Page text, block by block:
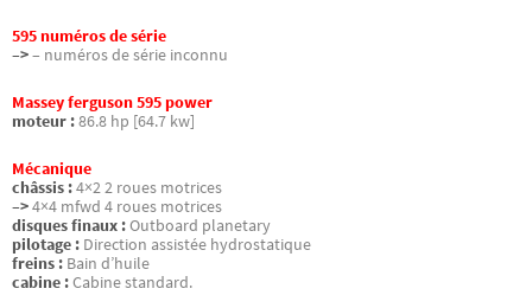
595 numéros de série
–>– numéros de série inconnu
Massey ferguson 595 power
moteur :86.8 hp [64.7 kw]
Mécanique
châssis :4×2 2 roues motrices
–>4×4 mfwd 4 roues motrices
disques finaux :Outboard planetary
pilotage : Direction assistée hydrostatique
freins : Bain d’huile
cabine :Cabine standard.